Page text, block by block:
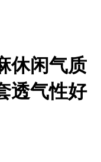
休闲气质
透气性好